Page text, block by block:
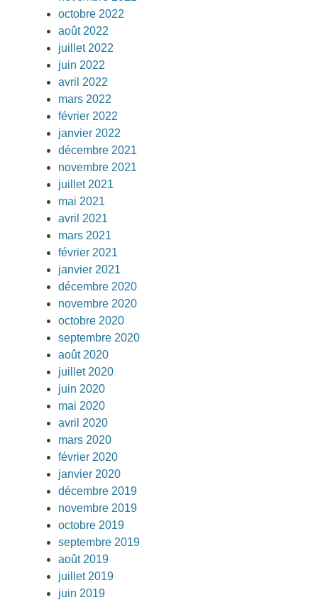
octobre 2022
août 2022
juillet 2022
juin 2022
avril 2022
mars 2022
février 2022
janvier 2022
décembre 2021
novembre 2021
juillet 2021
mai 2021
avril 2021
mars 2021
février 2021
janvier 2021
décembre 2020
novembre 2020
octobre 2020
septembre 2020
août 2020
juillet 2020
juin 2020
mai 2020
avril 2020
mars 2020
février 2020
janvier 2020
décembre 2019
novembre 2019
octobre 2019
septembre 2019
août 2019
juillet 2019
juin 2019